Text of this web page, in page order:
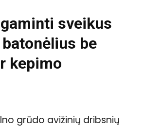
sveikus
be
kepimo
grūdo avižinių dribsnių